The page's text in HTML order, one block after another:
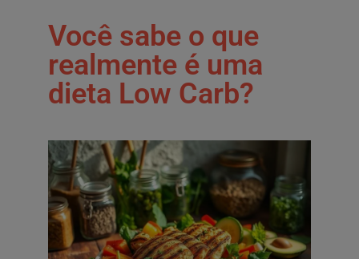
Você sabe o que
realmente é uma
dieta Low Carb?